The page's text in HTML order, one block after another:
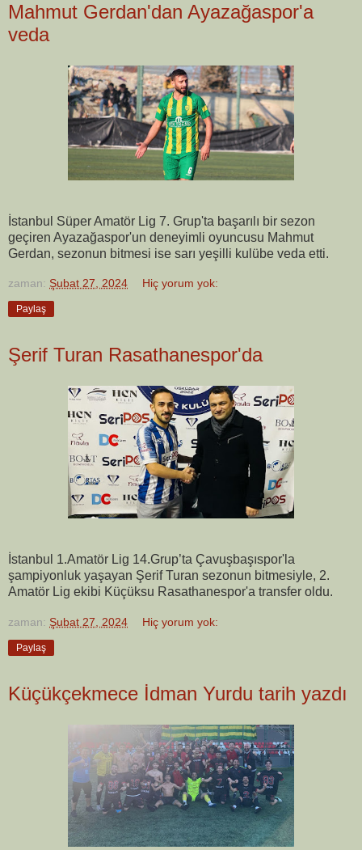
Mahmut Gerdan'dan Ayazağaspor'a
veda
İstanbul Süper Amatör Lig 7. Grup'ta başarılı bir sezon
geçiren Ayazağaspor'un deneyimli oyuncusu Mahmut
Gerdan, sezonun bitmesi ise sarı yeşilli kulübe veda etti.
zaman: Şubat 27, 2024 Hiç yorum yok:
Paylaş
Şerif Turan Rasathanespor'da
İstanbul 1.Amatör Lig 14.Grup’ta Çavuşbaşıspor'la
şampiyonluk yaşayan Şerif Turan sezonun bitmesiyle, 2.
Amatör Lig ekibi Küçüksu Rasathanespor'a transfer oldu.
zaman: Şubat 27, 2024 Hiç yorum yok:
Paylaş
Küçükçekmece İdman Yurdu tarih yazdı